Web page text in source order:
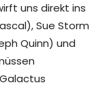
uns direkt ins
Sue Storm
Quinn) und